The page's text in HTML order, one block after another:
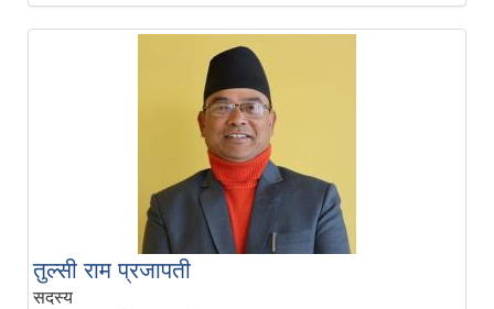
तुल्सी राम प्रजापती
सदस्य